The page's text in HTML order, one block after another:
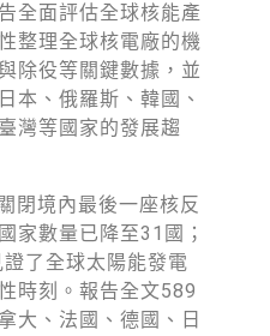
全面評估全球核能產
整理全球核電廠的機
除役等關鍵數據，並
本、俄羅斯、韓國、
灣等國家的發展趨
閉境內最後一座核反
家數量已降至31國；
了全球太陽能發電
時刻。報告全文589
大、法國、德國、日